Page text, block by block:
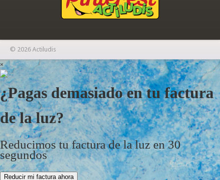
© 2026 Actiludis
×
¿Pagas demasiado en tu factura
de la luz?
Reducimos tu factura de la luz en 30
segundos
Reducir mi factura ahora